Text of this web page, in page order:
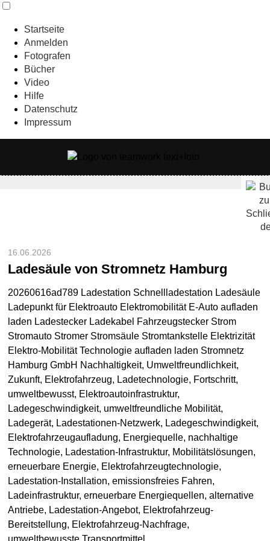
Startseite
Anmelden
Fotografen
Bücher
Video
Hilfe
Datenschutz
Impressum
16.06.2026
Ladesäule von Stromnetz Hamburg
20260616ad789 Ladestation Schnellladestation Ladesäule
Ladepunkt für Elektroauto Elektromobilität E-Auto aufladen
laden Ladestecker Ladekabel Fahrzeugstecker Strom
Stromauto Stromer Stromsäule Stromtankstelle Elektrizität
Elektro-Mobilität Technologie aufladen laden Stromnetz
Hamburg GmbH Nachhaltigkeit, Umweltfreundlichkeit,
Zukunft, Elektrofahrzeug, Ladetechnologie, Fortschritt,
umweltbewusst, Elektroautoinfrastruktur,
Ladegeschwindigkeit, umweltfreundliche Mobilität,
Ladegerät, Ladestationen-Netzwerk, Ladegeschwindigkeit,
Elektrofahrzeugaufladung, Energiequelle, nachhaltige
Technologie, Ladestation-Infrastruktur, Mobilitätslösungen,
erneuerbare Energie, Elektrofahrzeugtechnologie,
Ladestation-Installation, emissionsfreies Fahren,
Ladeinfrastruktur, erneuerbare Energiequellen, alternative
Antriebe, Ladestation-Angebot, Elektrofahrzeug-
Bereitstellung, Elektrofahrzeug-Nachfrage,